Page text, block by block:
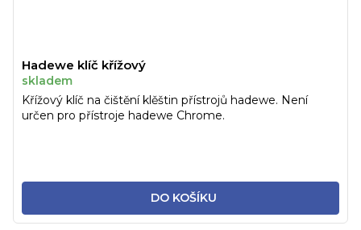
Hadewe klíč křížový
skladem
DO KOŠÍKU
Křížový klíč na čištění klěštin přístrojů hadewe. Není
určen pro přístroje hadewe Chrome.